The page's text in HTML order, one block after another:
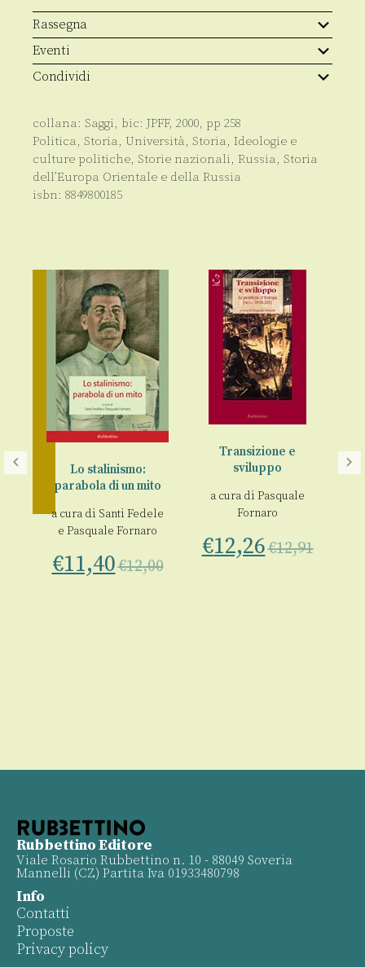
alla
dissoluzione
del
socialismo
reale
quantità
Rassegna
Eventi
Condividi
collana: Saggi, bic: JPFF, 2000, pp 258
Politica, Storia, Università, Storia, Ideologie e
culture politiche, Storie nazionali, Russia, Storia
dell’Europa Orientale e della Russia
isbn: 8849800185
Lo stalinismo:
parabola di un mito
a cura di Santi Fedele
e Pasquale Fornaro
€11,40€12,00
Transizione e
sviluppo
a cura di Pasquale
Fornaro
€12,26€12,91
Rubbettino Editore
Viale Rosario Rubbettino n. 10 - 88049 Soveria
Mannelli (CZ) Partita Iva 01933480798
Info
Contatti
Proposte
Privacy policy